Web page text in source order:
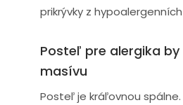
prikrývky z
Posteľ pre alergika
masívu
Posteľ je kráľovnou